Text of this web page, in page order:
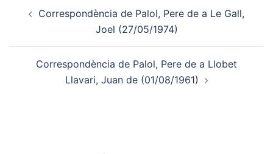
navigation
Correspondència de Palol, Pere de a Le Gall,
Joel (27/05/1974)
Correspondència de Palol, Pere de a Llobet
Llavari, Juan de (01/08/1961)